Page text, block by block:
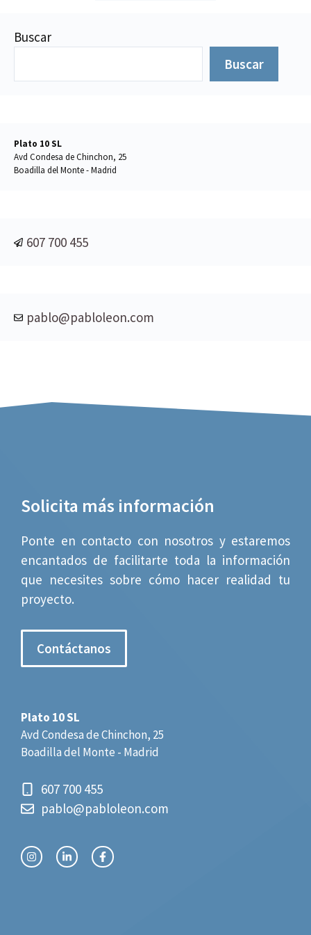
Buscar
Buscar
Plato 10 SL
Avd Condesa de Chinchon, 25
Boadilla del Monte - Madrid
607 700 455
pablo@pabloleon.com
Solicita más información
Ponte en contacto con nosotros y estaremos
encantados de facilitarte toda la información
que necesites sobre cómo hacer realidad tu
proyecto.
Contáctanos
Plato 10 SL
Avd Condesa de Chinchon, 25
Boadilla del Monte - Madrid
607 700 455
pablo@pabloleon.com